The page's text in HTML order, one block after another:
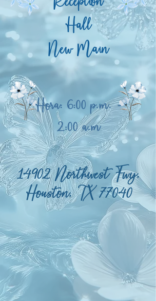
Hall
New Main
Hora: 6:00 p.m. -
2:00 a.m
14902 Northwest Fwy,
Houston, TX 77040